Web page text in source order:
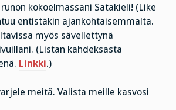
kokoelmassani Satakieli! (Like
entistäkin ajankohtaisemmalta.
myös sävellettynä
(Listan kahdeksasta
Linkki.)
meitä. Valista meille kasvosi